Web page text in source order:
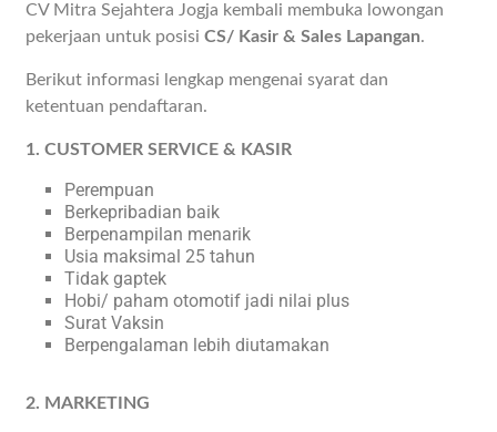
CV Mitra Sejahtera Jogja kembali membuka lowongan
pekerjaan untuk posisiCS/ Kasir & Sales Lapangan.
Berikut informasi lengkap mengenai syarat dan
ketentuan pendaftaran.
1. CUSTOMER SERVICE & KASIR
Perempuan
Berkepribadian baik
Berpenampilan menarik
Usia maksimal 25 tahun
Tidak gaptek
Hobi/ paham otomotif jadi nilai plus
Surat Vaksin
Berpengalaman lebih diutamakan
2. MARKETING